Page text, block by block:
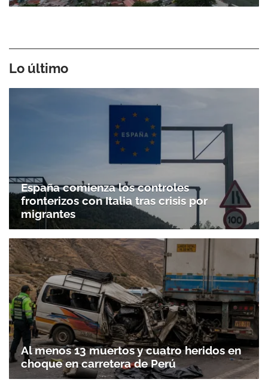
Lo último
España comienza los controles
fronterizos con Italia tras crisis por
migrantes
Al menos 13 muertos y cuatro heridos en
choque en carretera de Perú